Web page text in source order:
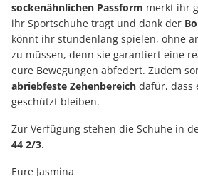
sockenähnlichen Passform merkt ihr
ihr Sportschuhe tragt und dank der
könnt ihr stundenlang spielen, ohne
zu müssen, denn sie garantiert eine
eure Bewegungen abfedert. Zudem
abriebfeste Zehenbereich dafür, dass
geschützt bleiben.
Zur Verfügung stehen die Schuhe in
44 2/3.
Eure Jasmina